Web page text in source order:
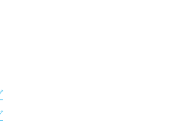
＿＿＿＿＿＿＿＿＿＿＿＿＿＿
.
り配信
きたい情報満載の動画はコチラ
mkfTCxZVn7